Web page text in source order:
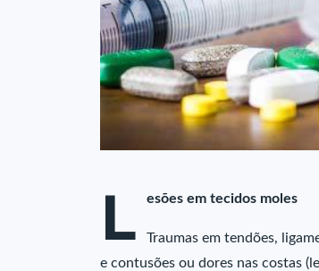
L esões em tecidos moles
Traumas em tendões,
e contusões ou dores nas costas